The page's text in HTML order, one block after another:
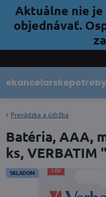
Aktuálne nie
objednávať.
SKLADOM
Prevádzka a údržba
Batéria, AAA,
ks, VERBATIM